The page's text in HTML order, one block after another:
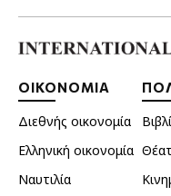
ΟΙΚΟΝΟΜΙΑ
Διεθνής οικονομία
Ελληνική οικονομία
Ναυτιλία